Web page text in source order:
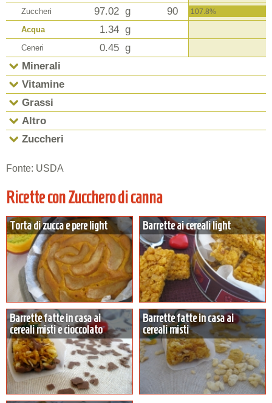
Zuccheri 97.02 g 90 107.8%
Acqua 1.34 g
Ceneri 0.45 g
Minerali
Vitamine
Grassi
Altro
Zuccheri
Fonte: USDA
Ricette con Zucchero di canna
Torta di zucca e pere light Barrette ai cereali light
Barrette fatte in casa ai
cereali misti e cioccolato
Barrette fatte in casa ai
cereali misti